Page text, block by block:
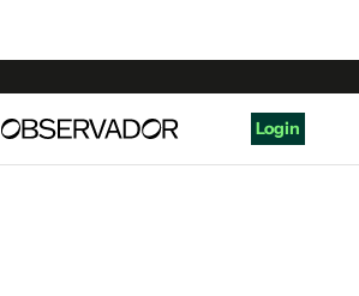
Login